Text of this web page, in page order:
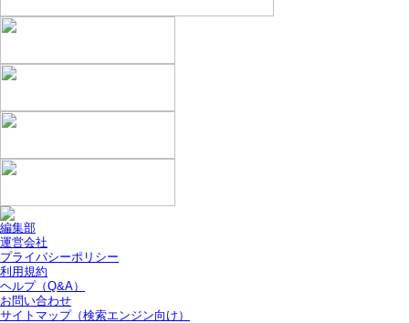
編集部
運営会社
プライバシーポリシー
利用規約
ヘルプ（Q&A）
お問い合わせ
サイトマップ（検索エンジン向け）